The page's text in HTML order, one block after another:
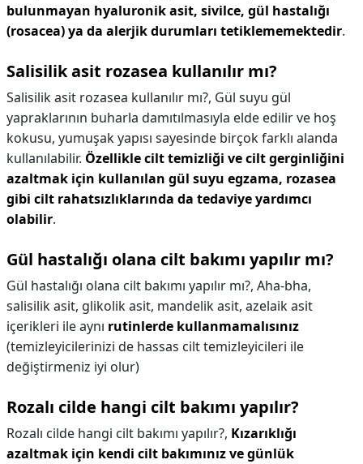
bulunmayan hyaluronik asit, sivilce, gül hastalığı
(rosacea) ya da alerjik durumları tetiklememektedir.
Salisilik asit rozasea kullanılır mı?
Salisilik asit rozasea kullanılır mı?, Gül suyu gül
yapraklarının buharla damıtılmasıyla elde edilir ve hoş
kokusu, yumuşak yapısı sayesinde birçok farklı alanda
kullanılabilir. Özellikle cilt temizliği ve cilt gerginliğini
azaltmak için kullanılan gül suyu egzama, rozasea
gibi cilt rahatsızlıklarında da tedaviye yardımcı
olabilir.
Gül hastalığı olana cilt bakımı yapılır mı?
Gül hastalığı olana cilt bakımı yapılır mı?, Aha-bha,
salisilik asit, glikolik asit, mandelik asit, azelaik asit
içerikleri ile aynı rutinlerde kullanmamalısınız
(temizleyicilerinizi de hassas cilt temizleyicileri ile
değiştirmeniz iyi olur)
Rozalı cilde hangi cilt bakımı yapılır?
Rozalı cilde hangi cilt bakımı yapılır?, Kızarıklığı
azaltmak için kendi cilt bakımınız ve günlük